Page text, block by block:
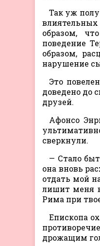
Так уж
влиятельных
образом,
поведение
образом,
нарушение
Это
доведено до
друзей.
Афонсо
сверкнули.
— Стало
она вновь
отдать мой
лишит меня
Рима при
Епископа
дрожащим